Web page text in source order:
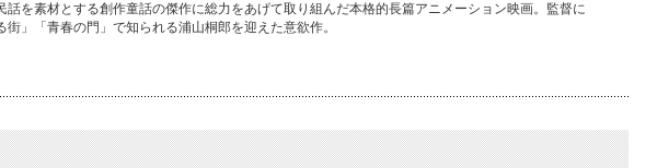
話を素材とする創作童話の傑作に総力をあげて取り組んだ本格的長篇アニメーション映画。監督に
街」「青春の門」で知られる浦山桐郎を迎えた意欲作。